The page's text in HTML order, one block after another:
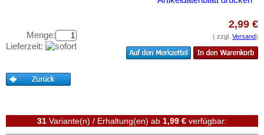
Schottland
Schweden
Schweiz
Serbien
Slowenien
Kataloge
Gutscheine
Kontakt
Menge:
Lieferzeit:
2,99 €
( zzgl. Versand)
31 Variante(n) / Erhaltung(en) ab 1,99 € verfügbar: